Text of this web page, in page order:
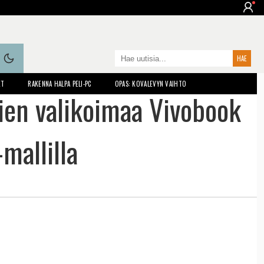
RAKENNA HALPA PELI-PC OPAS: KOVALEVYN VAIHTO
valikoimaa Vivobook